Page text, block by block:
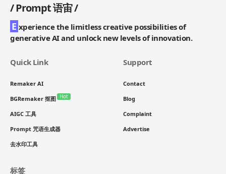
/Prompt 语宙/
E xperience the limitless creative possibilities of
generative AI and unlock new levels of innovation.
Quick Link
Remaker AI
BGRemaker 抠图 Hot
AIGC 工具
Prompt 咒语生成器
去水印工具
Support
Contact
Blog
Complaint
Advertise
标签